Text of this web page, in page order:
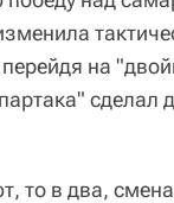
на
сделал
то в два,